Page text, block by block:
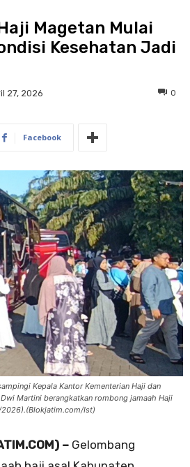
Magetan Mulai
Kesehatan Jadi
27, 2026 0
Facebook
Kepala Kantor Kementerian Haji dan
Martini berangkatkan rombong jamaah Haji
2026).(Blokjatim.com/Ist)
– Gelombang